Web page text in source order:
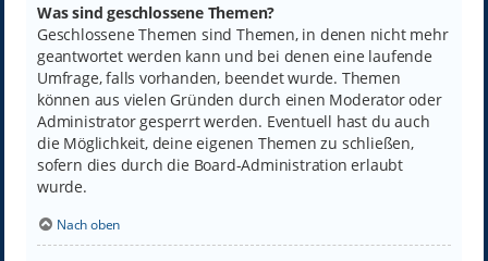
Was sind geschlossene Themen?
Geschlossene Themen sind Themen, in denen nicht mehr
geantwortet werden kann und bei denen eine laufende
Umfrage, falls vorhanden, beendet wurde. Themen
können aus vielen Gründen durch einen Moderator oder
Administrator gesperrt werden. Eventuell hast du auch
die Möglichkeit, deine eigenen Themen zu schließen,
sofern dies durch die Board-Administration erlaubt
wurde.
Nach oben